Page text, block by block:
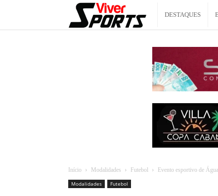
Viver
DESTAQUES
Início Modalidades Futebol
Evento esportivo de
Modalidades
Futebol